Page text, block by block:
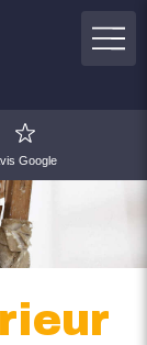
Google